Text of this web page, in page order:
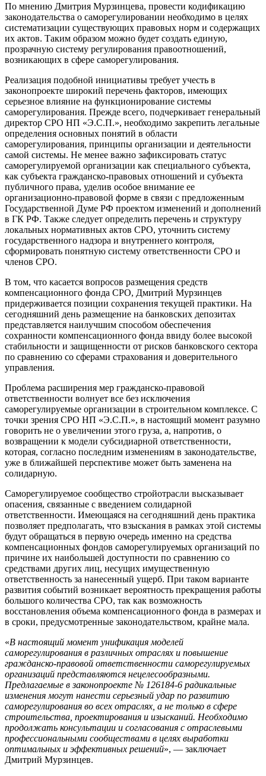
По мнению Дмитрия Мурзинцева, провести кодификацию
законодательства о саморегулировании необходимо в целях
систематизации существующих правовых норм и содержащих
их актов. Таким образом можно будет создать единую,
прозрачную систему регулирования правоотношений,
возникающих в сфере саморегулирования.
Реализация подобной инициативы требует учесть в
законопроекте широкий перечень факторов, имеющих
серьезное влияние на функционирование системы
саморегулирования. Прежде всего, подчеркивает генеральный
директор СРО НП «Э.С.П.», необходимо закрепить легальные
определения основных понятий в области
саморегулирования, принципы организации и деятельности
самой системы. Не менее важно зафиксировать статус
саморегулируемой организации как специального субъекта,
как субъекта гражданско-правовых отношений и субъекта
публичного права, уделив особое внимание ее
организационно-правовой форме в связи с предложенным
Государственной Думе РФ проектом изменений и дополнений
в ГК РФ. Также следует определить перечень и структуру
локальных нормативных актов СРО, уточнить систему
государственного надзора и внутреннего контроля,
сформировать понятную систему ответственности СРО и
членов СРО.
В том, что касается вопросов размещения средств
компенсационного фонда СРО, Дмитрий Мурзинцев
придерживается позиции сохранения текущей практики. На
сегодняшний день размещение на банковских депозитах
представляется наилучшим способом обеспечения
сохранности компенсационного фонда ввиду более высокой
стабильности и защищенности от рисков банковского сектора
по сравнению со сферами страхования и доверительного
управления.
Проблема расширения мер гражданско-правовой
ответственности волнует все без исключения
саморегулируемые организации в строительном комплексе. С
точки зрения СРО НП «Э.С.П.», в настоящий момент разумно
говорить не о увеличении этого груза, а, напротив, о
возвращении к модели субсидиарной ответственности,
которая, согласно последним изменениям в законодательстве,
уже в ближайшей перспективе может быть заменена на
солидарную.
Саморегулируемое сообщество стройотрасли высказывает
опасения, связанные с введением солидарной
ответственности. Имеющаяся на сегодняшний день практика
позволяет предполагать, что взыскания в рамках этой системы
будут обращаться в первую очередь именно на средства
компенсационных фондов саморегулируемых организаций по
причине их наибольшей доступности по сравнению со
средствами других лиц, несущих имущественную
ответственность за нанесенный ущерб. При таком варианте
развития событий возникает вероятность прекращения работы
большого количества СРО, так как возможность
восстановления объема компенсационного фонда в размерах и
в сроки, предусмотренные законодательством, крайне мала.
«В настоящий момент унификация моделей
саморегулирования в различных отраслях и повышение
гражданско-правовой ответственности саморегулируемых
организаций представляются нецелесообразными.
Предлагаемые в законопроекте № 126184-6 радикальные
изменения могут нанести серьезный удар по развитию
саморегулирования во всех отраслях, а не только в сфере
строительства, проектирования и изысканий. Необходимо
продолжать консультации и согласования с отраслевыми
профессиональными сообществами в целях выработки
оптимальных и эффективных решений», — заключает
Дмитрий Мурзинцев.